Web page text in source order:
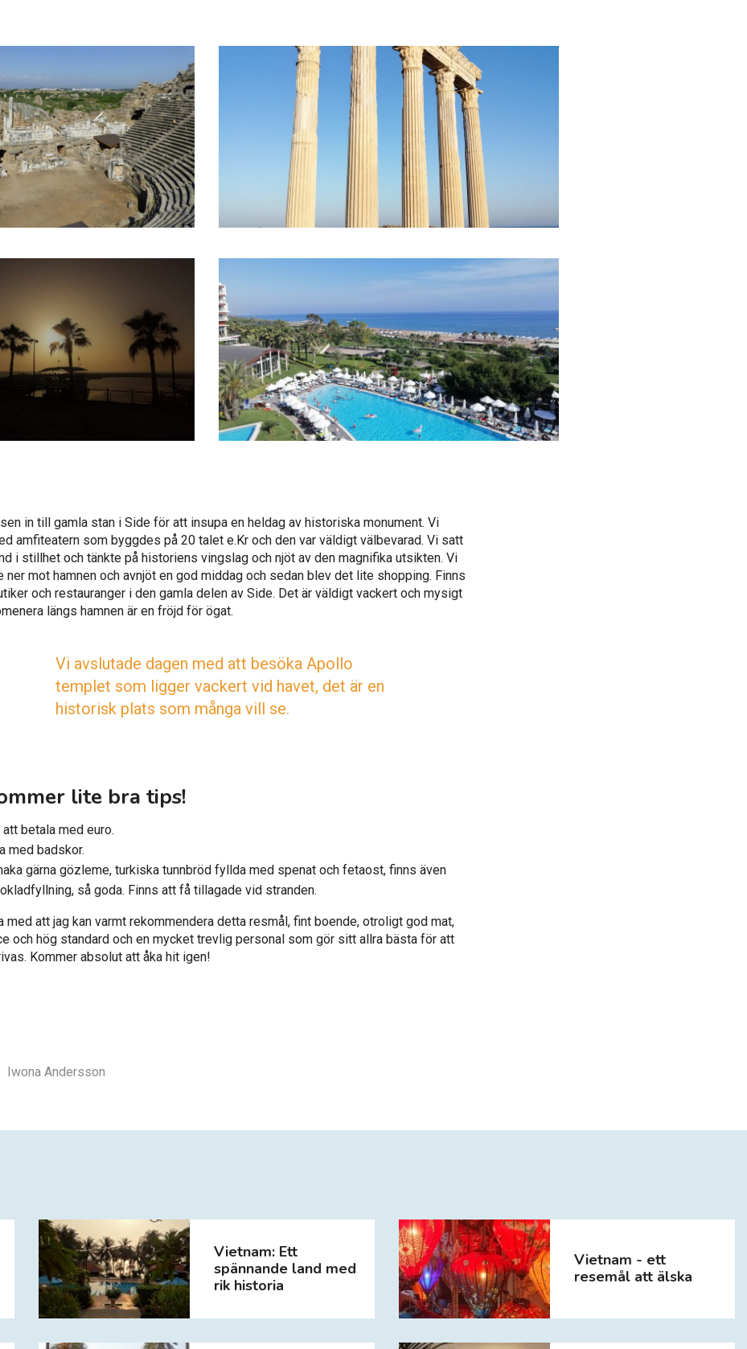
in till gamla stan i Side för att insupa en heldag av historiska monument. Vi
amfiteatern som byggdes på 20 talet e.Kr och den var väldigt välbevarad. Vi satt
i stillhet och tänkte på historiens vingslag och njöt av den magnifika utsikten. Vi
ner mot hamnen och avnjöt en god middag och sedan blev det lite shopping. Finns
och restauranger i den gamla delen av Side. Det är väldigt vackert och mysigt
längs hamnen är en fröjd för ögat.
Vi avslutade dagen med att besöka Apollo
templet som ligger vackert vid havet, det är en
historisk plats som många vill se.
lite bra tips!
att betala med euro.
med badskor.
gärna gözleme, turkiska tunnbröd fyllda med spenat och fetaost, finns även
så goda. Finns att få tillagade vid stranden.
med att jag kan varmt rekommendera detta resmål, fint boende, otroligt god mat,
och hög standard och en mycket trevlig personal som gör sitt allra bästa för att
Kommer absolut att åka hit igen!
Iwona Andersson
Vietnam: Ett
spännande land med
rik historia
Vietnam - ett
resemål att älska